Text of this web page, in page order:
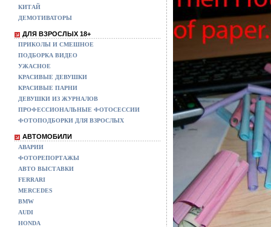
КИТАЙ
ДЕМОТИВАТОРЫ
ДЛЯ ВЗРОСЛЫХ 18+
ПРИКОЛЫ И СМЕШНОЕ
ПОДБОРКА ВИДЕО
УЖАСНОЕ
КРАСИВЫЕ ДЕВУШКИ
КРАСИВЫЕ ПАРНИ
ДЕВУШКИ ИЗ ЖУРНАЛОВ
ПРОФЕССИОНАЛЬНЫЕ ФОТОСЕССИИ
ФОТОПОДБОРКИ ДЛЯ ВЗРОСЛЫХ
АВТОМОБИЛИ
АВАРИИ
ФОТОРЕПОРТАЖЫ
АВТО ВЫСТАВКИ
FERRARI
MERCEDES
BMW
AUDI
HONDA